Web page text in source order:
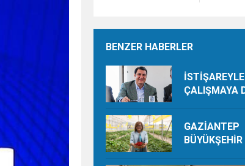
BENZER HABERLER
İSTİŞAREYLE
ÇALIŞMAYA
GAZİANTEP